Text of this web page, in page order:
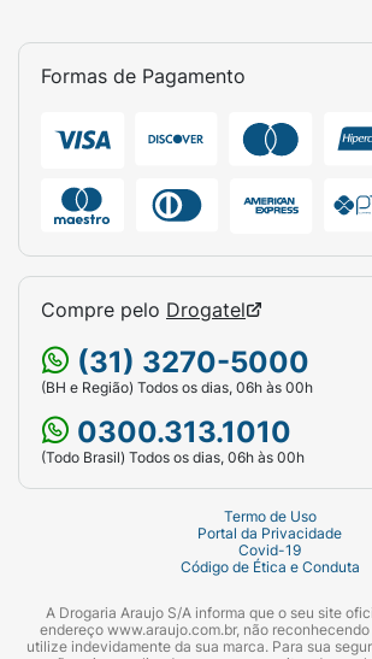
Formas de Pagamento
Compre pelo Drogatel
(31) 3270-5000
(BH e Região) Todos os dias, 06h às 00h
0300.313.1010
(Todo Brasil) Todos os dias, 06h às 00h
Termo de Uso
Portal da Privacidade
Covid-19
Código de Ética e Conduta
A Drogaria Araujo S/A informa que o seu site
endereço www.araujo.com.br, não
utilize indevidamente da sua marca. Para sua